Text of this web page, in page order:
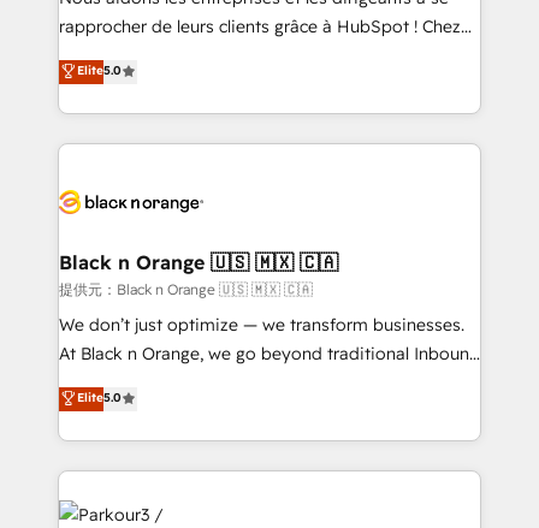
business services. We prepare a customized
impact of your digital transformation, including a
detailed financial rationale with a focus on ROI and
embark on a transformational journey that sets your
business up for long-term success. Unlock your
business. If not now, when?
rapprocher de leurs clients grâce à HubSpot ! Chez
DIGITALISIM, nous avons l'intime conviction que la
réussite des entreprises passe par l’innovation web,
le marketing digital, et la relation client ! C'est
pourquoi, nos experts sont à la fois capables de
référencement, votre stratégie digitale et le pilotage
projet HubSpot avec DIGITALISIM : 🧽 Nettoyage,
migration et intégration des bases de données. 🚀
Développement des interfaces avec vos logiciels
métiers ⚙️ Configuration de la plateforme HubSpot
Book Process & Guidelines utilisateurs 🎓
Formations des utilisateurs
Elite5.0
Black n Orange 🇺🇸 🇲🇽 🇨🇦
提供元：Black n Orange 🇺🇸 🇲🇽 🇨🇦
We don’t just optimize — we transform businesses.
At Black n Orange, we go beyond traditional Inbound
Marketing with our exclusive methodologies:
BOOMS and BOOST. Together, they form a powerful
combination that has driven success for over 800
businesses worldwide. As Elite HubSpot Partners, we
specialize in crafting high-performance growth
Elite5.0